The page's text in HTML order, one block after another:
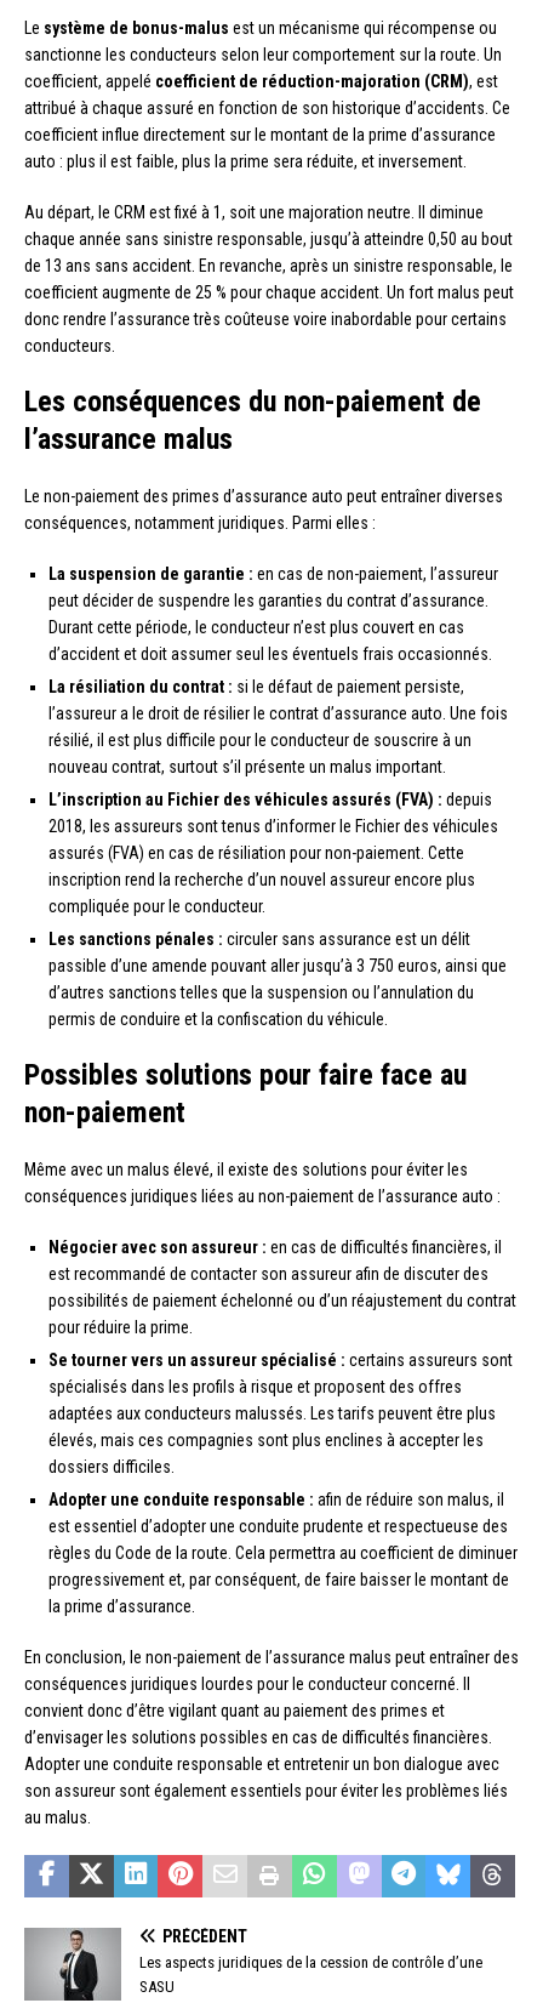
Le système de bonus-malus est un mécanisme qui récompense ou
sanctionne les conducteurs selon leur comportement sur la route. Un
coefficient, appelé coefficient de réduction-majoration (CRM), est
attribué à chaque assuré en fonction de son historique d’accidents. Ce
coefficient influe directement sur le montant de la prime d’assurance
auto : plus il est faible, plus la prime sera réduite, et inversement.
Au départ, le CRM est fixé à 1, soit une majoration neutre. Il diminue
chaque année sans sinistre responsable, jusqu’à atteindre 0,50 au bout
de 13 ans sans accident. En revanche, après un sinistre responsable, le
coefficient augmente de 25 % pour chaque accident. Un fort malus peut
donc rendre l’assurance très coûteuse voire inabordable pour certains
conducteurs.
Les conséquences du non-paiement de
l’assurance malus
Le non-paiement des primes d’assurance auto peut entraîner diverses
conséquences, notamment juridiques. Parmi elles :
La suspension de garantie : en cas de non-paiement, l’assureur
peut décider de suspendre les garanties du contrat d’assurance.
Durant cette période, le conducteur n’est plus couvert en cas
d’accident et doit assumer seul les éventuels frais occasionnés.
La résiliation du contrat : si le défaut de paiement persiste,
l’assureur a le droit de résilier le contrat d’assurance auto. Une fois
résilié, il est plus difficile pour le conducteur de souscrire à un
nouveau contrat, surtout s’il présente un malus important.
L’inscription au Fichier des véhicules assurés (FVA) : depuis
2018, les assureurs sont tenus d’informer le Fichier des véhicules
assurés (FVA) en cas de résiliation pour non-paiement. Cette
inscription rend la recherche d’un nouvel assureur encore plus
compliquée pour le conducteur.
Les sanctions pénales : circuler sans assurance est un délit
passible d’une amende pouvant aller jusqu’à 3 750 euros, ainsi que
d’autres sanctions telles que la suspension ou l’annulation du
permis de conduire et la confiscation du véhicule.
Possibles solutions pour faire face au
non-paiement
Même avec un malus élevé, il existe des solutions pour éviter les
conséquences juridiques liées au non-paiement de l’assurance auto :
Négocier avec son assureur : en cas de difficultés financières, il
est recommandé de contacter son assureur afin de discuter des
possibilités de paiement échelonné ou d’un réajustement du contrat
pour réduire la prime.
Se tourner vers un assureur spécialisé : certains assureurs sont
spécialisés dans les profils à risque et proposent des offres
adaptées aux conducteurs malussés. Les tarifs peuvent être plus
élevés, mais ces compagnies sont plus enclines à accepter les
dossiers difficiles.
Adopter une conduite responsable : afin de réduire son malus, il
est essentiel d’adopter une conduite prudente et respectueuse des
règles du Code de la route. Cela permettra au coefficient de diminuer
progressivement et, par conséquent, de faire baisser le montant de
la prime d’assurance.
En conclusion, le non-paiement de l’assurance malus peut entraîner des
conséquences juridiques lourdes pour le conducteur concerné. Il
convient donc d’être vigilant quant au paiement des primes et
d’envisager les solutions possibles en cas de difficultés financières.
Adopter une conduite responsable et entretenir un bon dialogue avec
son assureur sont également essentiels pour éviter les problèmes liés
au malus.
PRÉCÉDENT
Les aspects juridiques de la cession de contrôle d’une
SASU